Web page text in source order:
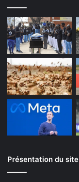
Présentation du site